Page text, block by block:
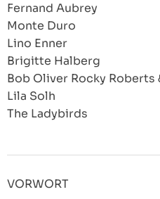
Fernand Aubrey
Monte Duro
Lino Enner
Brigitte Halberg
Bob Oliver Rocky Roberts
Lila Solh
The Ladybirds
VORWORT